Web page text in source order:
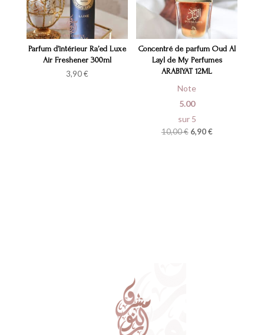
Parfum d’intérieur Ra’ed Luxe
Air Freshener 300ml
3,90€
Concentré de parfum Oud Al
Layl de My Perfumes
ARABIYAT 12ML
Note
5.00
sur 5
10,00€ Le
6,90€Le